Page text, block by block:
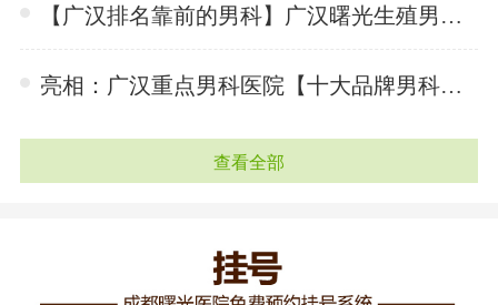
【广汉排名靠前的男科】广汉曙光生殖男科医院[高质高量实力强]•「2022-11-10 10:26:27」
亮相：广汉重点男科医院【十大品牌男科】广汉曙光生殖医院让患者放心•「2022-11-09 11:07:21」
查看全部